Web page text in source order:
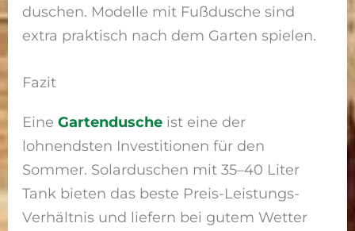
duschen. Modelle mit Fußdusche sind
extra praktisch nach dem Garten spielen.
Fazit
EineGartendusche ist eine der
lohnendsten Investitionen für den
Sommer. Solarduschen mit 35–40 Liter
Tank bieten das beste Preis-Leistungs-
Verhältnis und liefern bei gutem Wetter